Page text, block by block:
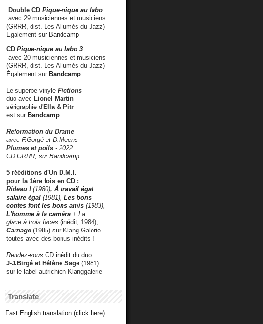
Double CD Pique-nique au labo
avec 29 musiciennes et musiciens
(GRRR, dist. Les Allumés du Jazz)
Également sur Bandcamp
CD Pique-nique au labo 3
avec 20 musiciennes et musiciens
(GRRR, dist. Les Allumés du Jazz)
Également sur Bandcamp
Le superbe vinyle Fictions
duo avec Lionel Martin
sérigraphie d'Ella & Pitr
est sur Bandcamp
Reformation du Drame
avec F.Gorgé et D.Meens
Plumes et poils - 2022
CD GRRR, sur Bandcamp
5 rééditions d'Un D.M.I.
pour la 1ère fois en CD :
Rideau ! (1980), À travail égal
salaire égal (1981), Les bons
contes font les bons amis (1983),
L'homme à la caméra + La
glace à trois faces (inédit, 1984),
Carnage (1985) sur Klang Galerie
toutes avec des bonus inédits !
Rendez-vous CD inédit du duo
J-J.Birgé et Hélène Sage (1981)
sur le label autrichien Klanggalerie
Translate
Fast English translation (click here)